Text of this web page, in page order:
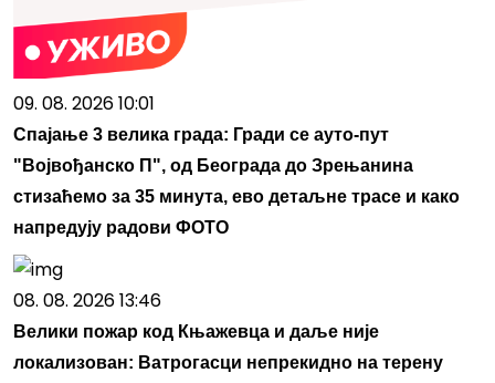
09. 08. 2026 10:01
Спајање 3 велика града: Гради се ауто-пут
"Војвођанско П", од Београда до Зрењанина
стизаћемо за 35 минута, ево детаљне трасе и како
напредују радови ФОТО
08. 08. 2026 13:46
Велики пожар код Књажевца и даље није
локализован: Ватрогасци непрекидно на терену